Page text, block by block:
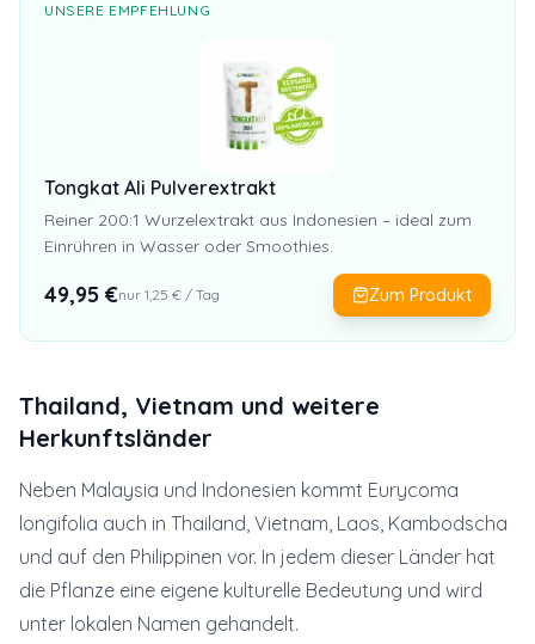
UNSERE EMPFEHLUNG
Tongkat Ali Pulverextrakt
Reiner 200:1 Wurzelextrakt aus Indonesien – ideal zum
Einrühren in Wasser oder Smoothies.
49,95 €nur 1,25 € / Tag Zum Produkt
Thailand, Vietnam und weitere
Herkunftsländer
Neben Malaysia und Indonesien kommt Eurycoma
longifolia auch in Thailand, Vietnam, Laos, Kambodscha
und auf den Philippinen vor. In jedem dieser Länder hat
die Pflanze eine eigene kulturelle Bedeutung und wird
unter lokalen Namen gehandelt.